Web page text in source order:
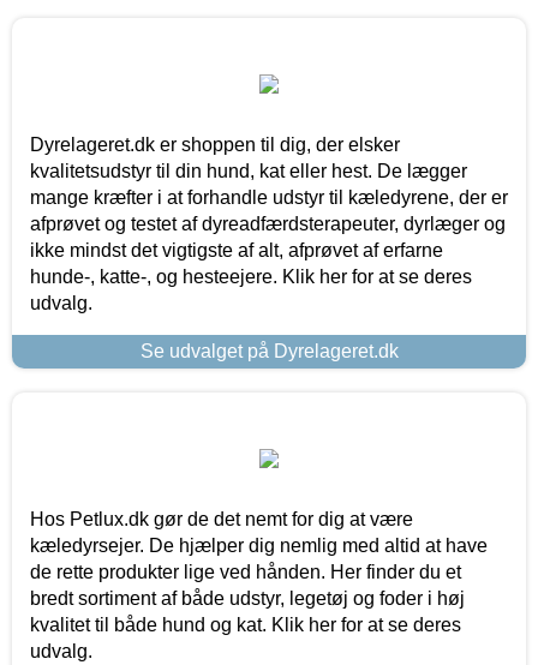
Dyrelageret.dk er shoppen til dig, der elsker
kvalitetsudstyr til din hund, kat eller hest. De lægger
mange kræfter i at forhandle udstyr til kæledyrene, der er
afprøvet og testet af dyreadfærdsterapeuter, dyrlæger og
ikke mindst det vigtigste af alt, afprøvet af erfarne
hunde-, katte-, og hesteejere. Klik her for at se deres
udvalg.
Se udvalget på Dyrelageret.dk
Hos Petlux.dk gør de det nemt for dig at være
kæledyrsejer. De hjælper dig nemlig med altid at have
de rette produkter lige ved hånden. Her finder du et
bredt sortiment af både udstyr, legetøj og foder i høj
kvalitet til både hund og kat. Klik her for at se deres
udvalg.